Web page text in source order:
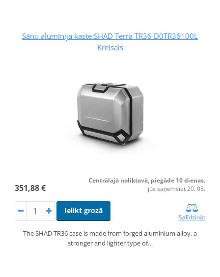
Sānu alumīnija kaste SHAD Terra TR36 D0TR36100L
Kreisais
351,88 €
Centrālajā noliktavā, piegāde 10 dienas.
jūs saņemsiet 20. 08.
Ielikt grozā
Salīdzināt
The SHAD TR36 case is made from forged aluminium alloy, a
stronger and lighter type of…